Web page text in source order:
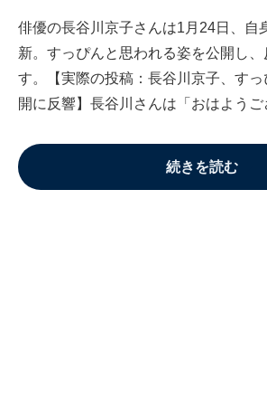
俳優の長谷川京子さんは1月24日、自
新。すっぴんと思われる姿を公開し、
す。【実際の投稿：長谷川京子、す
開に反響】長谷川さんは「おはようご
続きを読む